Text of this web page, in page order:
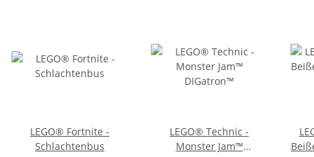
LEGO® Fortnite -
Schlachtenbus
LEGO® Technic -
Monster Jam™